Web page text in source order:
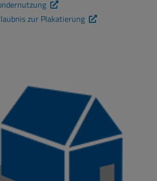
zur Plakatierung